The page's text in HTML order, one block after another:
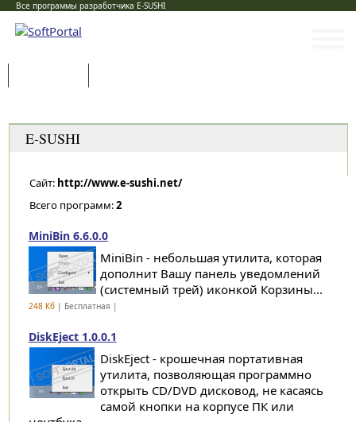
Все программы разработчика E-SUSHI
E-SUSHI
Сайт: http://www.e-sushi.net/
Всего программ:2
MiniBin 6.6.0.0
MiniBin - небольшая утилита, которая
дополнит Вашу панель уведомлений
(системный трей) иконкой Корзины...
248 Кб| Бесплатная |
DiskEject 1.0.0.1
DiskEject - крошечная портативная
утилита, позволяющая программно
открыть CD/DVD дисковод, не касаясь
самой кнопки на корпусе ПК или